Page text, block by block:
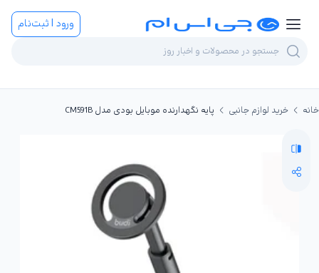
ورود | ثبت‌نام
خانه خرید لوازم جانبی پایه نگهدارنده موبایل بودی مدل CM591B